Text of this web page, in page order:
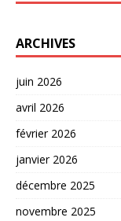
ARCHIVES
juin 2026
avril 2026
février 2026
janvier 2026
décembre 2025
novembre 2025